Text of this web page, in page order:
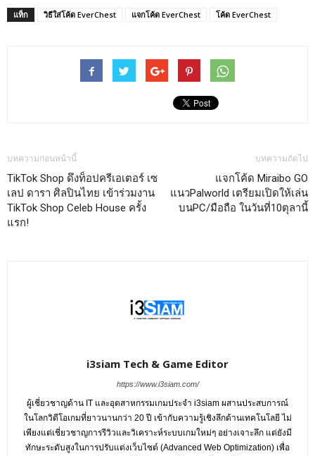
แท็ก วิธีใส่โค้ด EverChest แจกโค้ด EverChest โค้ด EverChest
บทความก่อนหน้านี้
TikTok Shop ดึงท็อปครีเอเตอร์ เซ
เลป ดารา ศิลปินไทย เข้าร่วมงาน
TikTok Shop Celeb House ครั้ง
แรก!
บทความถัดไป
แจกโค้ด Miraibo GO
แนวPalworld เตรียมเปิดให้เล่น
บนPC/มือถือ ในวันที่10ตุลานี้
i3siam Tech & Game Editor
https://www.i3siam.com/
ผู้เชี่ยวชาญด้าน IT และอุตสาหกรรมเกมประจำ i3siam ผสานประสบการณ์
ในโลกวิดีโอเกมที่ยาวนานกว่า 20 ปี เข้ากับความรู้เชิงลึกด้านเทคโนโลยี ไม่
เพียงแต่เชี่ยวชาญการรีวิวและวิเคราะห์ระบบเกมใหม่ๆ อย่างเจาะลึก แต่ยังมี
ทักษะระดับสูงในการปรับแต่งเว็บไซต์ (Advanced Web Optimization) เพื่อ